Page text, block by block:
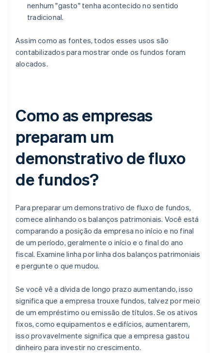
nenhum "gasto" tenha acontecido no sentido
tradicional.
Assim como as fontes, todos esses usos são
contabilizados para mostrar onde os fundos foram
alocados.
Como as empresas
preparam um
demonstrativo de fluxo
de fundos?
Para preparar um demonstrativo de fluxo de fundos,
comece alinhando os balanços patrimoniais. Você está
comparando a posição da empresa no início e no final
de um período, geralmente o início e o final do ano
fiscal. Examine linha por linha dos balanços patrimoniais
e pergunte o que mudou.
Se você vê a dívida de longo prazo aumentando, isso
significa que a empresa trouxe fundos, talvez por meio
de um empréstimo ou emissão de títulos. Se os ativos
fixos, como equipamentos e edifícios, aumentarem,
isso provavelmente significa que a empresa gastou
dinheiro para investir no crescimento.